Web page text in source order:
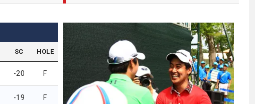
SC HOLE
-20 F
-19 F